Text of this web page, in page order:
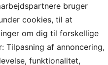
bruger
cookies, til at
om dig til forskellige
Tilpasning af annoncering,
funktionalitet,